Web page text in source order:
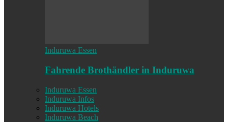
Induruwa Essen
Fahrende Brothändler in Induruwa
Induruwa Essen
Induruwa Infos
Induruwa Hotels
Induruwa Beach